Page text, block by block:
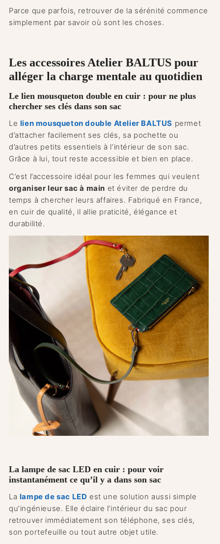
Parce que parfois, retrouver de la sérénité commence
simplement par savoir où sont les choses.
Les accessoires Atelier BALTUS pour
alléger la charge mentale au quotidien
Le lien mousqueton double en cuir : pour ne plus
chercher ses clés dans son sac
Le lien mousqueton double Atelier BALTUS permet
d’attacher facilement ses clés, sa pochette ou
d’autres petits essentiels à l’intérieur de son sac.
Grâce à lui, tout reste accessible et bien en place.
C’est l’accessoire idéal pour les femmes qui veulent
organiser leur sac à main et éviter de perdre du
temps à chercher leurs affaires. Fabriqué en France,
en cuir de qualité, il allie praticité, élégance et
durabilité.
La lampe de sac LED en cuir : pour voir
instantanément ce qu’il y a dans son sac
La lampe de sac LED est une solution aussi simple
qu’ingénieuse. Elle éclaire l’intérieur du sac pour
retrouver immédiatement son téléphone, ses clés,
son portefeuille ou tout autre objet utile.